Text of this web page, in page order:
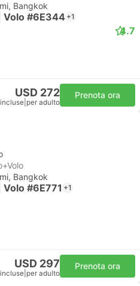
Bangkok
Volo #6E344 +1
4.7
USD 272
per adulto
Prenota ora
Bangkok
#6E771 +1
USD 297
per adulto
Prenota ora